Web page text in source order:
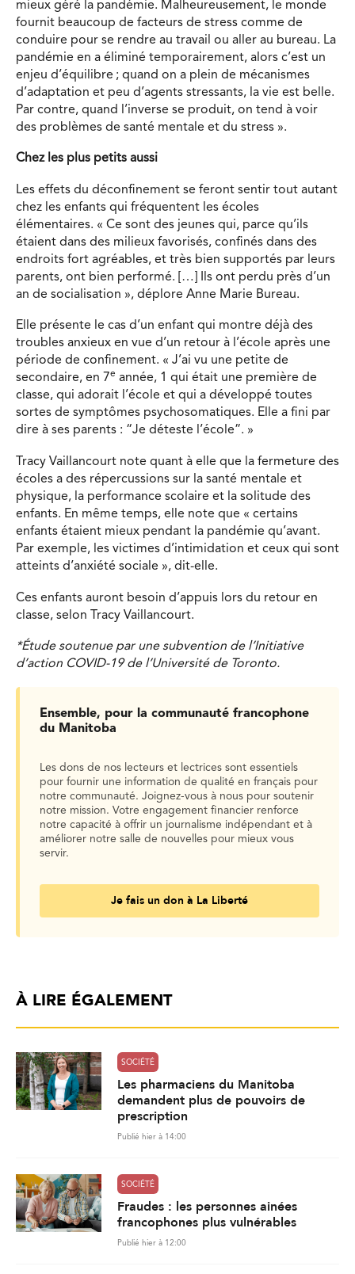
mieux géré la pandémie. Malheureusement, le monde
fournit beaucoup de facteurs de stress comme de
conduire pour se rendre au travail ou aller au bureau. La
pandémie en a éliminé temporairement, alors c’est un
enjeu d’équilibre ; quand on a plein de mécanismes
d’adaptation et peu d’agents stressants, la vie est belle.
Par contre, quand l’inverse se produit, on tend à voir
des problèmes de santé mentale et du stress ».
Chez les plus petits aussi
Les effets du déconfinement se feront sentir tout autant
chez les enfants qui fréquentent les écoles
élémentaires. « Ce sont des jeunes qui, parce qu’ils
étaient dans des milieux favorisés, confinés dans des
endroits fort agréables, et très bien supportés par leurs
parents, ont bien performé. […] Ils ont perdu près d’un
an de socialisation », déplore Anne Marie Bureau.
Elle présente le cas d’un enfant qui montre déjà des
troubles anxieux en vue d’un retour à l’école après une
période de confinement. « J’ai vu une petite de
secondaire, en 7e année, 1 qui était une première de
classe, qui adorait l’école et qui a développé toutes
sortes de symptômes psychosomatiques. Elle a fini par
dire à ses parents : “Je déteste l’école”. »
Tracy Vaillancourt note quant à elle que la fermeture des
écoles a des répercussions sur la santé mentale et
physique, la performance scolaire et la solitude des
enfants. En même temps, elle note que « certains
enfants étaient mieux pendant la pandémie qu’avant.
Par exemple, les victimes d’intimidation et ceux qui sont
atteints d’anxiété sociale », dit-elle.
Ces enfants auront besoin d’appuis lors du retour en
classe, selon Tracy Vaillancourt.
*Étude soutenue par une subvention de l’Initiative
d’action COVID-19 de l’Université de Toronto.
Ensemble, pour la communauté francophone
du Manitoba
Les dons de nos lecteurs et lectrices sont essentiels
pour fournir une information de qualité en français pour
notre communauté. Joignez-vous à nous pour soutenir
notre mission. Votre engagement financier renforce
notre capacité à offrir un journalisme indépendant et à
améliorer notre salle de nouvelles pour mieux vous
servir.
Je fais un don à La Liberté
À LIRE ÉGALEMENT
SOCIÉTÉ
Les pharmaciens du Manitoba
demandent plus de pouvoirs de
prescription
Publié hier à 14:00
SOCIÉTÉ
Fraudes : les personnes ainées
francophones plus vulnérables
Publié hier à 12:00